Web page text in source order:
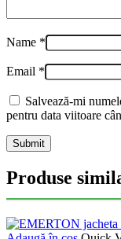
Name *
Email *
Salvează-mi
pentru data viitoare
Produse